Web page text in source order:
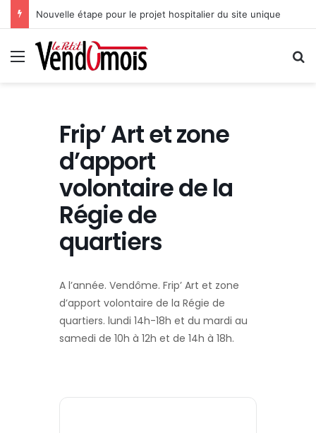
Nouvelle étape pour le projet hospitalier du site unique
Menu
Frip’ Art et zone
d’apport
volontaire de la
Régie de
quartiers
A l’année. Vendôme. Frip’ Art et zone
d’apport volontaire de la Régie de
quartiers. lundi 14h-18h et du mardi au
samedi de 10h à 12h et de 14h à 18h.